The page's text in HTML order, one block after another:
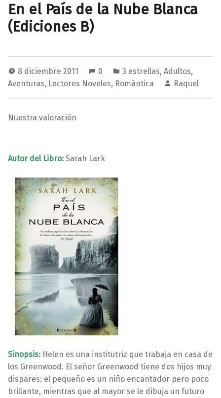
En el País de la Nube Blanca
(Ediciones B)
8 diciembre 2011 0 3 estrellas, Adultos,
Aventuras, Lectores Noveles, Romántica Raquel
Nuestra valoración
Autor del Libro: Sarah Lark
Sinopsis: Helen es una institutriz que trabaja en casa de
los Greenwood. El señor Greenwood tiene dos hijos muy
dispares: el pequeño es un niño encantador pero poco
brillante, mientras que al mayor se le dibuja un futuro